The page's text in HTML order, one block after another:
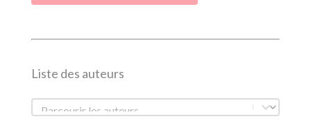
Liste des auteurs
Liste des auteurs
Liste des auteurs